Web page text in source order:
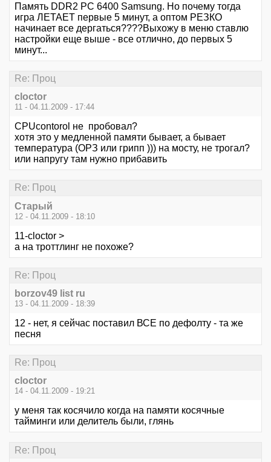
Память DDR2 PC 6400 Samsung. Но почему тогда
игра ЛЕТАЕТ первые 5 минут, а оптом РЕЗКО
начинает все дергаться????Выхожу в меню ставлю
настройки еще выше - все отлично, до первых 5
минут...
Re: Проц
cloctor
11 - 04.11.2009 - 17:44
CPUcontorol не пробовал?
хотя это у медленной памяти бывает, а бывает
температура (ОРЗ или грипп ))) на мосту, не трогал?
или напругу там нужно прибавить
Re: Проц
Старый
12 - 04.11.2009 - 18:10
11-cloctor >
а на троттлинг не похоже?
Re: Проц
borzov49 list ru
13 - 04.11.2009 - 18:39
12 - нет, я сейчас поставил ВСЕ по дефолту - та же
песня
Re: Проц
cloctor
14 - 04.11.2009 - 19:21
у меня так косячило когда на памяти косячные
тайминги или делитель были, глянь
Re: Проц